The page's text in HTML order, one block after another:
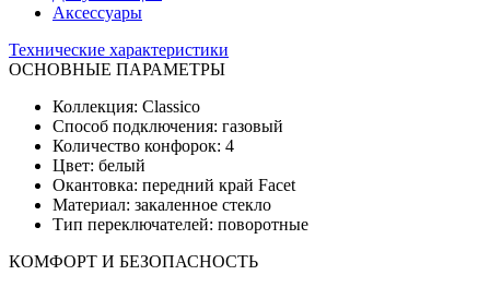
Аксессуары
Технические характеристики
ОСНОВНЫЕ ПАРАМЕТРЫ
Коллекция: Classico
Способ подключения: газовый
Количество конфорок: 4
Цвет: белый
Окантовка: передний край Facet
Материал: закаленное стекло
Тип переключателей: поворотные
КОМФОРТ И БЕЗОПАСНОСТЬ